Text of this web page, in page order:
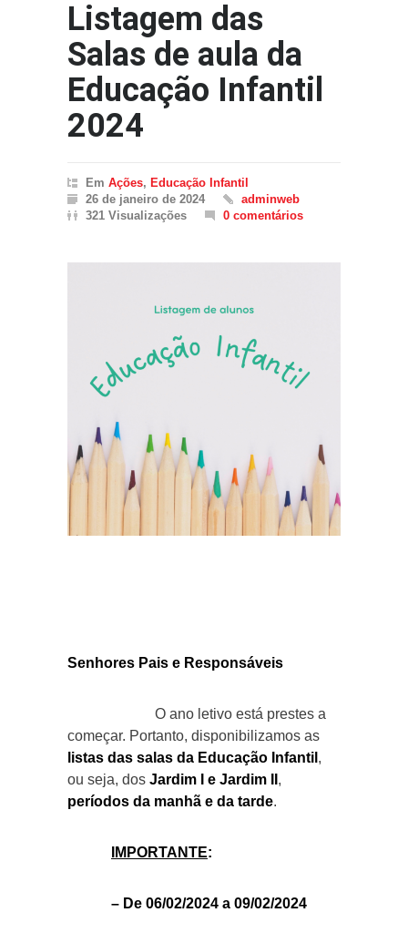
Listagem das
Salas de aula da
Educação Infantil
2024
Em Ações, Educação Infantil
26 de janeiro de 2024
adminweb
321 Visualizações
0 comentários
Senhores Pais e Responsáveis
O ano letivo está prestes a
começar. Portanto, disponibilizamos as
listas das salas da Educação Infantil ,
ou seja, dos Jardim I e Jardim II ,
períodos da manhã e da tarde.
IMPORTANTE:
– De 06/02/2024 a 09/02/2024